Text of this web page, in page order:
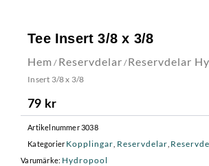
Tee Insert 3/8 x 3/8
Hem / Reservdelar /Reservdelar
Insert 3/8 x 3/8
79 kr
Artikelnummer3038
Kategorier Kopplingar Reservdelar
Varumärke: Hydropool